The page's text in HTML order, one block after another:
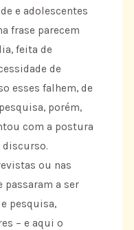
e adolescentes
frase parecem
feita de
de
esses falhem, de
porém,
com a postura
discurso.
ou nas
passaram a ser
pesquisa,
– e aqui o